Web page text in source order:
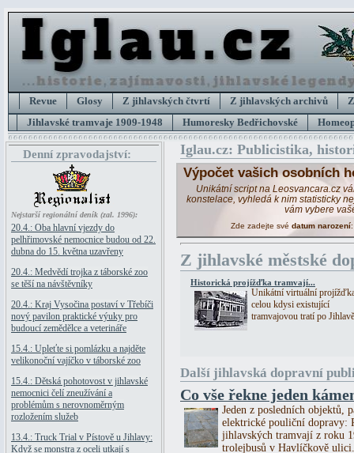
Revue Glosy Z jihlavských čtvrtí Z jihlavských archivů
Jihlavské tramvaje 1909-1948
Humoresky Bedřichovské
Denní zpravodajství:
Nejstarší regionální deník (zal. 1996):
20.4.: Oba hlavní vjezdy do
pelhřimovské nemocnice budou od 22.
dubna do 15. května uzavřeny
20.4.: Medvědí trojka z táborské zoo
se těší na návštěvníky
20.4.: Kraj Vysočina postaví v Třebíči
nový pavilon praktické výuky pro
budoucí zemědělce a veterináře
15.4.: Upleťte si pomlázku a najděte
velikonoční vajíčko v táborské zoo
15.4.: Dětská pohotovost v jihlavské
nemocnici čelí zneužívání a
problémům s nerovnoměrným
rozložením služeb
13.4.: Truck Trial v Pístově u Jihlavy:
Když se monstra z oceli utkají s
Iglau.cz: Publicistika,
Výpočet vašich osobních
Unikátní script na Leosvancara.cz
konstelace, vyhledá k nim statisticky
vám vybere
Zde zadejte své datum narození
Z jihlavské městské
Historická projížďka tramvají...
Unikátní virtuální
celou kdysi existující
tramvajovou tratí po
Další jihlavská dopravní
Co vše řekne jeden
Jeden z posledních objektů,
elektrické pouliční dopravy:
jihlavských tramvají z roku
trolejbusů v Havlíčkově